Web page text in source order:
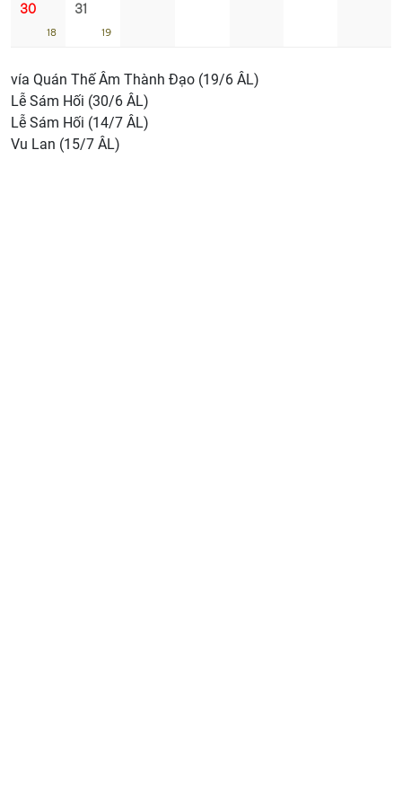
30
18
31
19
vía Quán Thế Âm Thành Đạo (19/6 ÂL)
Lễ Sám Hối (30/6 ÂL)
Lễ Sám Hối (14/7 ÂL)
Vu Lan (15/7 ÂL)